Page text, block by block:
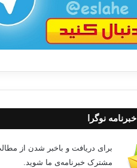
خبرنامه نوگرا
برای دریافت و باخبر شدن از
مشترک خبرنامه‌ی ما شوید.